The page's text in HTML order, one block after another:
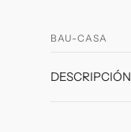
BAU-CASA
DESCRIPCIÓN